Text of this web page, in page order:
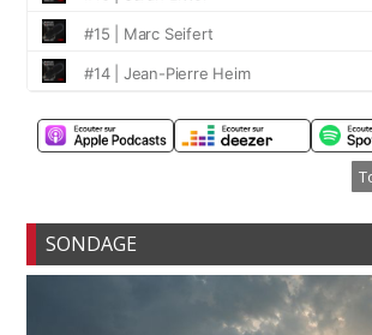
SONDAGE